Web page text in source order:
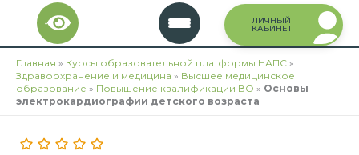
Перейти
содержимому
ЛИЧНЫЙ
КАБИНЕТ
Главная » Курсы образовательной платформы НАПС »
Здравоохранение и медицина » Высшее медицинское
образование » Повышение квалификации ВО » Основы
электрокардиографии детского возраста